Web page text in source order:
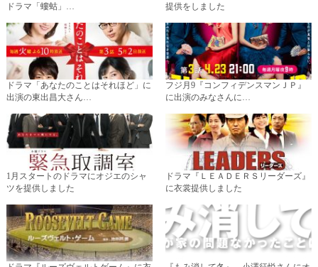
ドラマ「螻蛄」…
提供をしました
ドラマ「あなたのことはそれほど」に
出演の東出昌大さん…
フジ月9『コンフィデンスマンＪＰ』
に出演のみなさんに…
1月スタートのドラマにオジエのシャ
ツを提供しました
ドラマ『ＬＥＡＤＥＲＳリーダーズ』
に衣裳提供しました